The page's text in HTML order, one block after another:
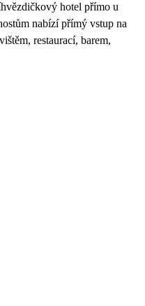
hotel přímo u
nabízí přímý vstup na
restaurací, barem,